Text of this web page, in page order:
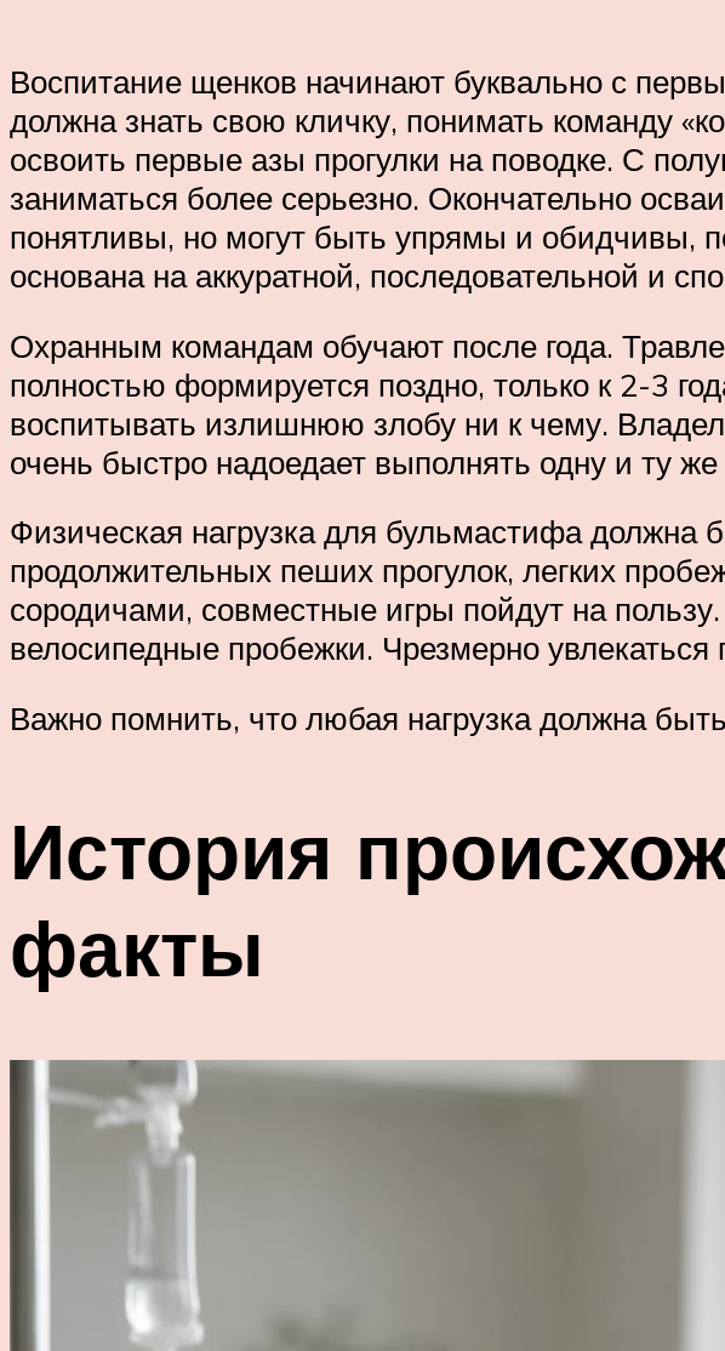
Воспитание щенков начинают буквально с
должна знать свою кличку, понимать команду
освоить первые азы прогулки на поводке. С
заниматься более серьезно. Окончательно
понятливы, но могут быть упрямы и обидчивы,
основана на аккуратной, последовательной и
Охранным командам обучают после года.
полностью формируется поздно, только к 2-3
воспитывать излишнюю злобу ни к чему.
очень быстро надоедает выполнять одну и ту
Физическая нагрузка для бульмастифа
продолжительных пеших прогулок, легких
сородичами, совместные игры пойдут на
велосипедные пробежки. Чрезмерно
Важно помнить, что любая нагрузка должна
История
факты